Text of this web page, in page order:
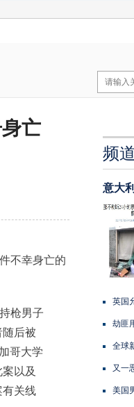
亡
不幸身亡的
枪男子
后被
哥大学
以及
有关线
频
意大
英国
劫匪
全球
又一
美国